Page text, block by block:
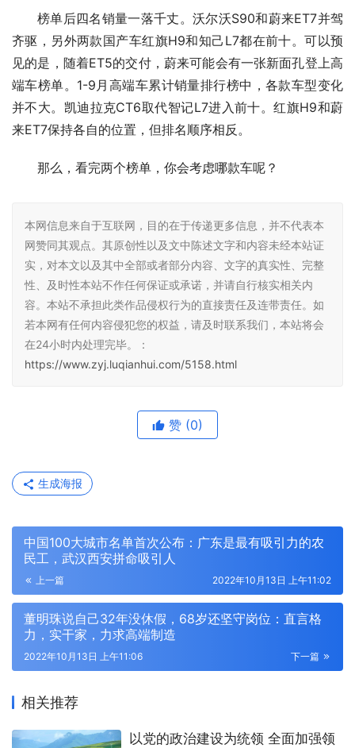
榜单后四名销量一落千丈。沃尔沃S90和蔚来ET7并驾
齐驱，另外两款国产车红旗H9和知己L7都在前十。可以预
见的是，随着ET5的交付，蔚来可能会有一张新面孔登上高
端车榜单。1-9月高端车累计销量排行榜中，各款车型变化
并不大。凯迪拉克CT6取代智记L7进入前十。红旗H9和蔚
来ET7保持各自的位置，但排名顺序相反。
那么，看完两个榜单，你会考虑哪款车呢？
本网信息来自于互联网，目的在于传递更多信息，并不代表本
网赞同其观点。其原创性以及文中陈述文字和内容未经本站证
实，对本文以及其中全部或者部分内容、文字的真实性、完整
性、及时性本站不作任何保证或承诺，并请自行核实相关内
容。本站不承担此类作品侵权行为的直接责任及连带责任。如
若本网有任何内容侵犯您的权益，请及时联系我们，本站将会
在24小时内处理完毕。：
https://www.zyj.luqianhui.com/5158.html
赞 (0)
生成海报
中国100大城市名单首次公布：广东是最有吸引力的农
民工，武汉西安拼命吸引人
上一篇 2022年10月13日 上午11:02
董明珠说自己32年没休假，68岁还坚守岗位：直言格
力，实干家，力求高端制造
下一篇
2022年10月13日 上午11:06
相关推荐
以党的政治建设为统领 全面加强领